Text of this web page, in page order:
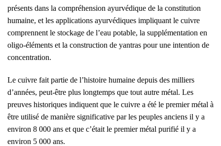
présents dans la compréhension ayurvédique de la constitution
humaine, et les applications ayurvédiques impliquant le cuivre
comprennent le stockage de l’eau potable, la supplémentation en
oligo-éléments et la construction de yantras pour une intention de
concentration.
Le cuivre fait partie de l’histoire humaine depuis des milliers
d’années, peut-être plus longtemps que tout autre métal. Les
preuves historiques indiquent que le cuivre a été le premier métal à
être utilisé de manière significative par les peuples anciens il y a
environ 8 000 ans et que c’était le premier métal purifié il y a
environ 5 000 ans.